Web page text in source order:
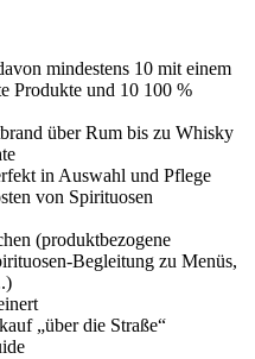
mindestens 10 mit einem
Produkte und 10 100 %
über Rum bis zu Whisky
in Auswahl und Pflege
von Spirituosen
(produktbezogene
Begleitung zu Menüs,
„über die Straße“